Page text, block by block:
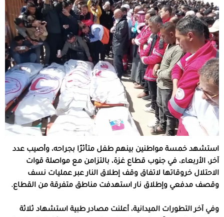
استشهد خمسة مواطنين بينهم طفل متأثرًا بجراحه، وأصيب عدد
آخر، الأربعاء، في جنوب قطاع غزة، بالتزامن مع مواصلة قوات
الاحتلال خروقاتها لاتفاق وقف إطلاق النار عبر عمليات نسف
وقصف مدفعي وإطلاق نار استهدفت مناطق متفرقة من القطاع.
وفي آخر التطورات الميدانية، أعلنت مصادر طبية استشهاد ثلاثة